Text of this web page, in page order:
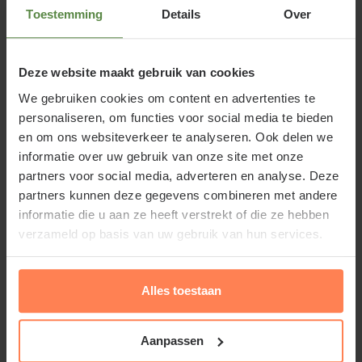
Toestemming Details Over
Deze website maakt gebruik van cookies
We gebruiken cookies om content en advertenties te
personaliseren, om functies voor social media te bieden
en om ons websiteverkeer te analyseren. Ook delen we
informatie over uw gebruik van onze site met onze
partners voor social media, adverteren en analyse. Deze
partners kunnen deze gegevens combineren met andere
informatie die u aan ze heeft verstrekt of die ze hebben
verzameld op basis van uw gebruik van hun services.
Alles toestaan
Aanpassen
takken zijn behaard en voelen zacht aan wat de
Nederlandse naam Fluweelboom verklaart. Rhus
bladeren, die daarna afvallen en is goed
vorstbestendig.
Standplaats Rhus typhina 'Dissecta'
Deze tuinplant staat het liefst op een beschutte
plaats in de zon of halfschaduw in een licht vochtige,